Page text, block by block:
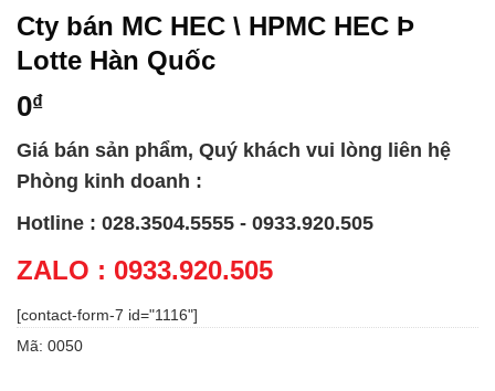
Cty bán MC HEC \ HPMC HEC Þ
Lotte Hàn Quốc
0₫
Giá bán sản phẩm, Quý khách vui lòng liên hệ
Phòng kinh doanh :
Hotline : 028.3504.5555 - 0933.920.505
ZALO : 0933.920.505
[contact-form-7 id="1116"]
Mã: 0050